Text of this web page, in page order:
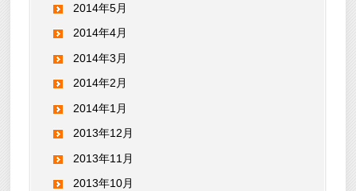
2014年5月
2014年4月
2014年3月
2014年2月
2014年1月
2013年12月
2013年11月
2013年10月